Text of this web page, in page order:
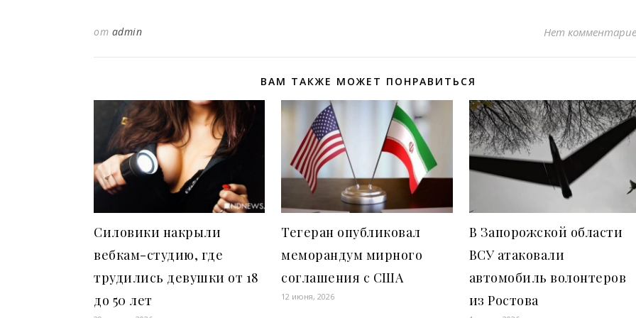
от admin Нет
ВАМ ТАКЖЕ МОЖЕТ ПОНРАВИТЬСЯ
Силовики накрыли
вебкам-студию, где
трудились девушки от 18
до 50 лет
Тегеран опубликовал
меморандум мирного
соглашения с США
12 июня, 2026
В Запорожской области
ВСУ атаковали
автомобиль волонтеров
из Ростова